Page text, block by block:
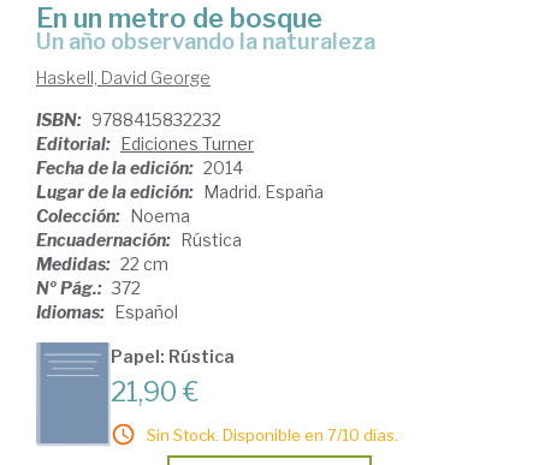
En un metro de bosque
un año observando la naturaleza
Haskell, David George
ISBN: 9788415832232
Editorial: Ediciones Turner
Fecha de la edición: 2014
Lugar de la edición: Madrid. España
Colección: Noema
Encuadernación: Rústica
Medidas: 22 cm
Nº Pág.: 372
Idiomas: Español
Papel: Rústica
21,90 €
Sin Stock. Disponible en 7/10 días.